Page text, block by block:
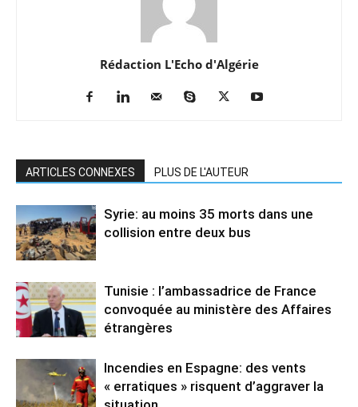
Rédaction L'Echo d'Algérie
ARTICLES CONNEXES PLUS DE L'AUTEUR
Syrie: au moins 35 morts dans une
collision entre deux bus
Tunisie : l’ambassadrice de France
convoquée au ministère des Affaires
étrangères
Incendies en Espagne: des vents
« erratiques » risquent d’aggraver la